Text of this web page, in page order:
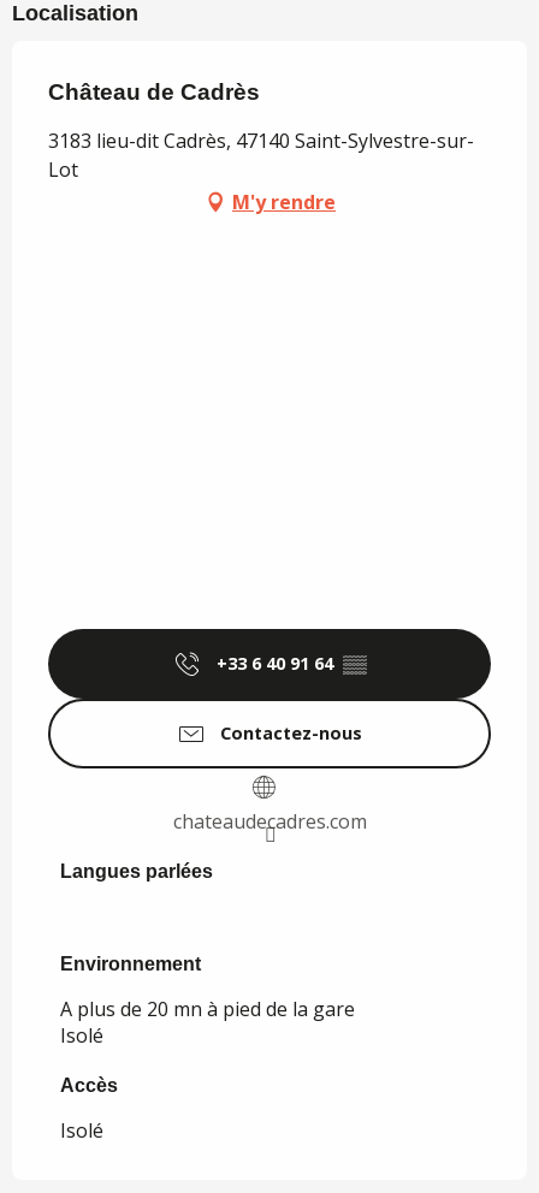
Localisation
Château de Cadrès
3183 lieu-dit Cadrès, 47140 Saint-Sylvestre-sur-
Lot
M'y rendre
+33 6 40 91 64 ▒▒
Contactez-nous
chateaudecadres.com
Langues parlées
Langues parlées
Environnement
Environnement
A plus de 20 mn à pied de la gare
Isolé
Accès
Accès
Isolé